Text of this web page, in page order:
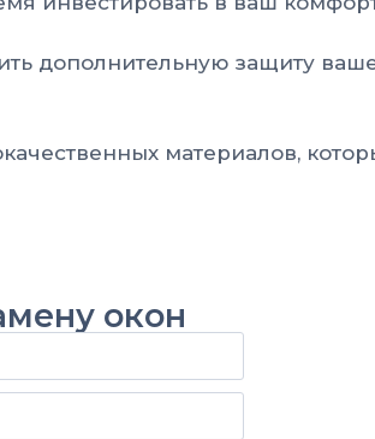
дополнительную защиту
материалов,
окон